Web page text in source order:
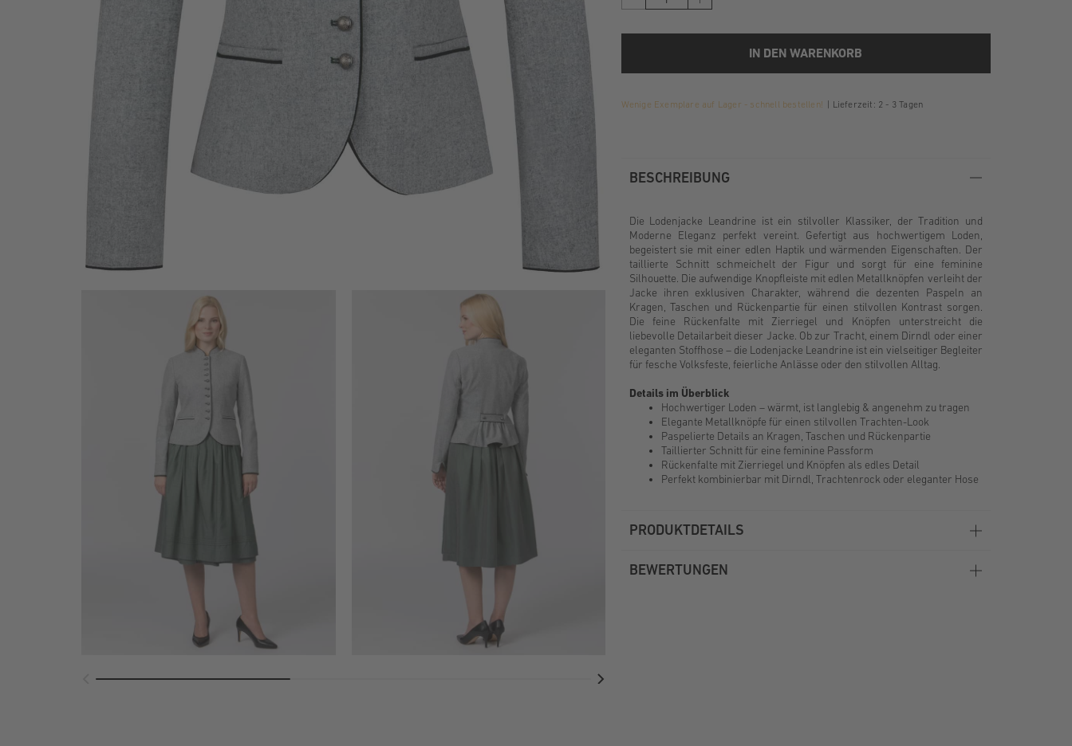
IN DEN WARENKORB
Wenige Exemplare auf Lager - schnell bestellen! Lieferzeit: 2 - 3 Tagen
BESCHREIBUNG
Die Lodenjacke Leandrine ist ein stilvoller Klassiker, der Tradition und
Moderne Eleganz perfekt vereint. Gefertigt aus hochwertigem Loden,
begeistert sie mit einer edlen Haptik und wärmenden Eigenschaften. Der
taillierte Schnitt schmeichelt der Figur und sorgt für eine feminine
Silhouette. Die aufwendige Knopfleiste mit edlen Metallknöpfen verleiht der
Jacke ihren exklusiven Charakter, während die dezenten Paspeln an
Kragen, Taschen und Rückenpartie für einen stilvollen Kontrast sorgen.
Die feine Rückenfalte mit Zierriegel und Knöpfen unterstreicht die
liebevolle Detailarbeit dieser Jacke. Ob zur Tracht, einem Dirndl oder einer
eleganten Stoffhose – die Lodenjacke Leandrine ist ein vielseitiger Begleiter
für fesche Volksfeste, feierliche Anlässe oder den stilvollen Alltag.
Details im Überblick
Hochwertiger Loden – wärmt, ist langlebig & angenehm zu tragen
Elegante Metallknöpfe für einen stilvollen Trachten-Look
Paspelierte Details an Kragen, Taschen und Rückenpartie
Taillierter Schnitt für eine feminine Passform
Rückenfalte mit Zierriegel und Knöpfen als edles Detail
Perfekt kombinierbar mit Dirndl, Trachtenrock oder eleganter Hose
PRODUKTDETAILS
BEWERTUNGEN